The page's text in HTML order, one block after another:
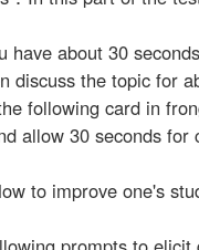
about 30
discuss the topic for
following card in
allow 30 seconds for
to improve one's